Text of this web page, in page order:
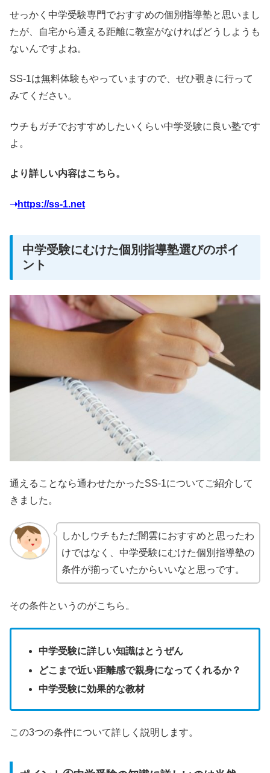
せっかく中学受験専門でおすすめの個別指導塾と思いまし
たが、自宅から通える距離に教室がなければどうしようも
ないんですよね。
SS-1は無料体験もやっていますので、ぜひ覗きに行って
みてください。
ウチもガチでおすすめしたいくらい中学受験に良い塾です
よ。
より詳しい内容はこちら。
➝https://ss-1.net
中学受験にむけた個別指導塾選びのポイ
ント
通えることなら通わせたかったSS-1についてご紹介して
きました。
しかしウチもただ闇雲におすすめと思ったわ
けではなく、中学受験にむけた個別指導塾の
条件が揃っていたからいいなと思っです。
その条件というのがこちら。
中学受験に詳しい知識はとうぜん
どこまで近い距離感で親身になってくれるか？
中学受験に効果的な教材
この3つの条件について詳しく説明します。